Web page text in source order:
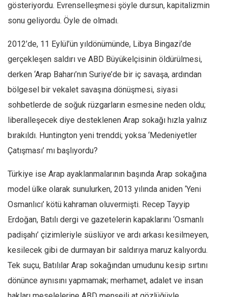
gösteriyordu. Evrenselleşmesi şöyle dursun, kapitalizmin
sonu geliyordu. Öyle de olmadı.
2012’de, 11 Eylül’ün yıldönümünde, Libya Bingazi’de
gerçekleşen saldırı ve ABD Büyükelçisinin öldürülmesi,
derken ‘Arap Baharı’nın Suriye’de bir iç savaşa, ardından
bölgesel bir vekalet savaşına dönüşmesi, siyasi
sohbetlerde de soğuk rüzgarların esmesine neden oldu;
liberalleşecek diye desteklenen Arap sokağı hızla yalnız
bırakıldı. Huntington yeni trenddi; yoksa ‘Medeniyetler
Çatışması’ mı başlıyordu?
Türkiye ise Arap ayaklanmalarının başında Arap sokağına
model ülke olarak sunulurken, 2013 yılında aniden ‘Yeni
Osmanlıcı’ kötü kahraman oluvermişti. Recep Tayyip
Erdoğan, Batılı dergi ve gazetelerin kapaklarını ‘Osmanlı
padişahı’ çizimleriyle süslüyor ve ardı arkası kesilmeyen,
kesilecek gibi de durmayan bir saldırıya maruz kalıyordu.
Tek suçu, Batılılar Arap sokağından umudunu kesip sırtını
dönünce aynısını yapmamak; merhamet, adalet ve insan